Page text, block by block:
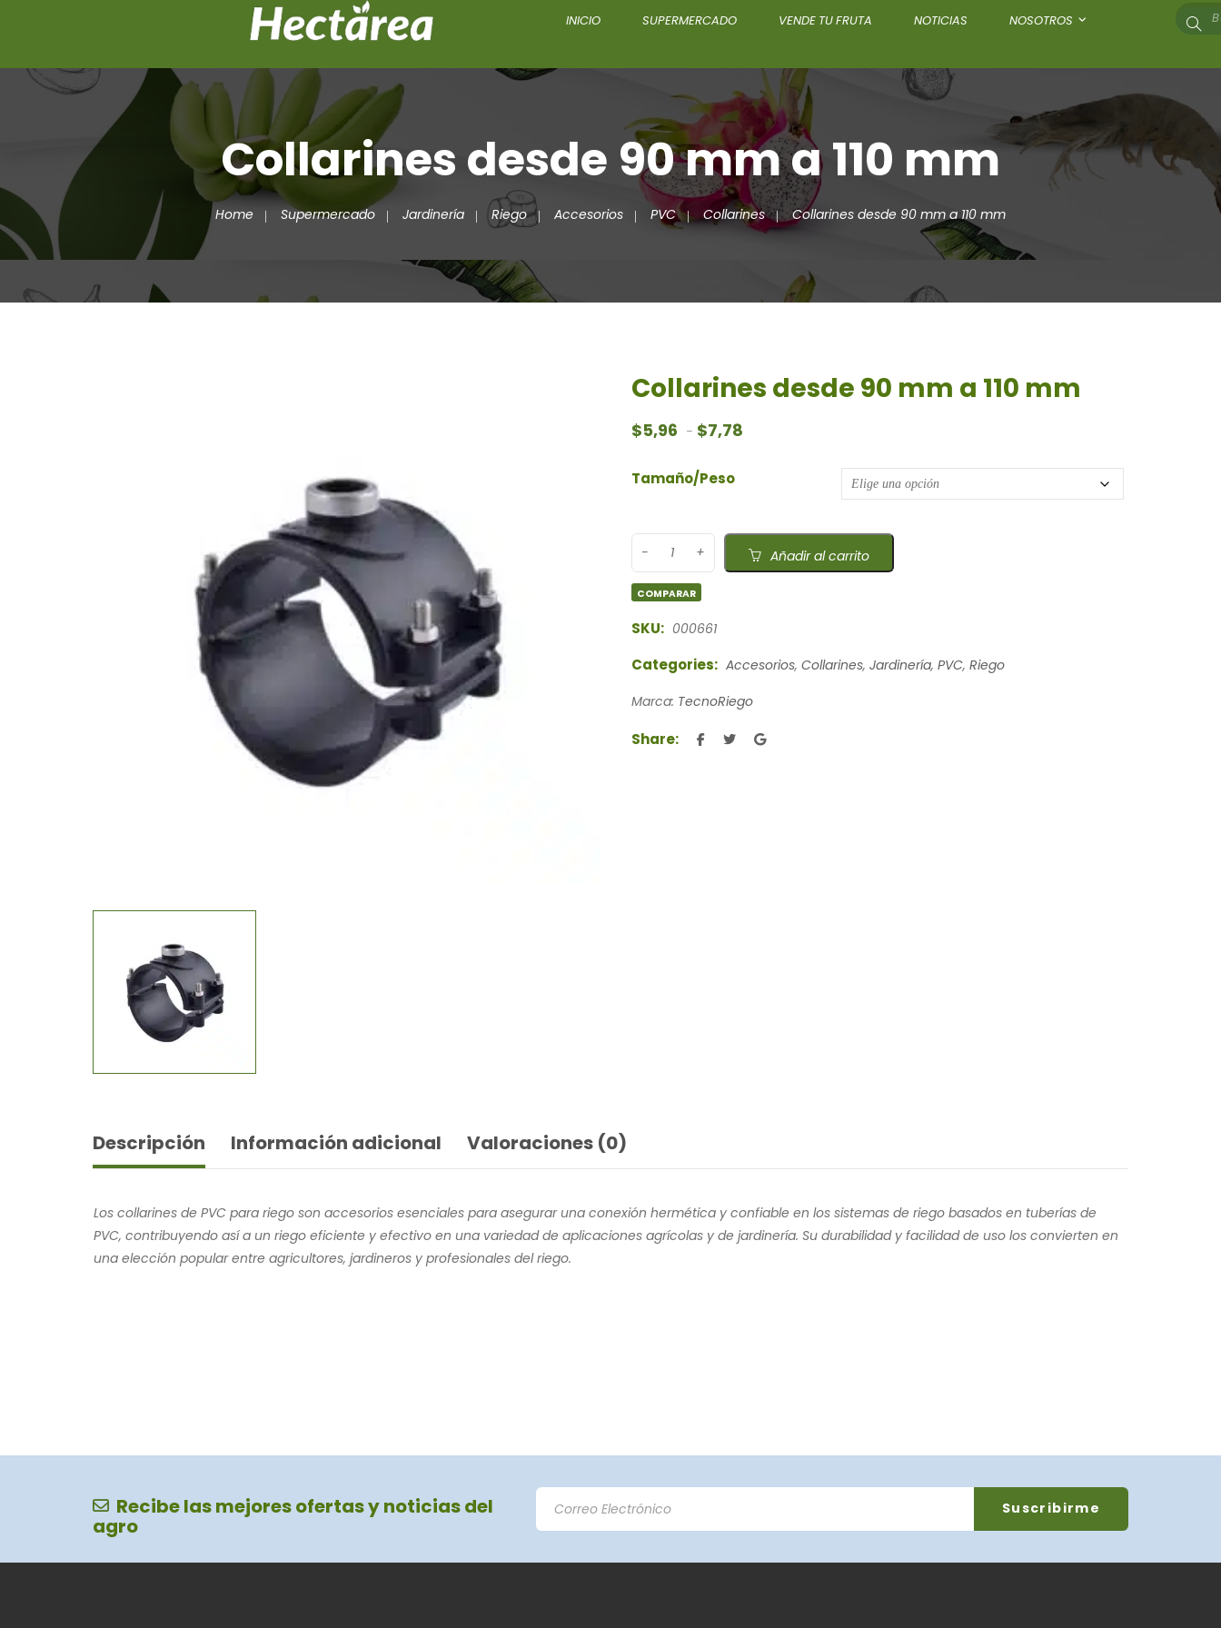
INICIO SUPERMERCADO VENDE TU FRUTA NOTICIAS NOSOTROS
Collarines desde 90 mm a 110 mm
Home Supermercado Jardinería Riego Accesorios PVC Collarines Collarines desde 90 mm a 110 mm
Collarines desde 90 mm a 110 mm
$5,96 - $7,78
Tamaño/Peso
Añadir al carrito
COMPARAR
SKU: 000661
Categories: Accesorios, Collarines, Jardinería, PVC, Riego
Marca: TecnoRiego
Share:
Descripción Información adicional Valoraciones (0)
Los collarines de PVC para riego son accesorios esenciales para asegurar una conexión hermética y confiable en los sistemas de riego basados en tuberías de
PVC, contribuyendo así a un riego eficiente y efectivo en una variedad de aplicaciones agrícolas y de jardinería. Su durabilidad y facilidad de uso los convierten en
una elección popular entre agricultores, jardineros y profesionales del riego.
Recibe las mejores ofertas y noticias del
agro